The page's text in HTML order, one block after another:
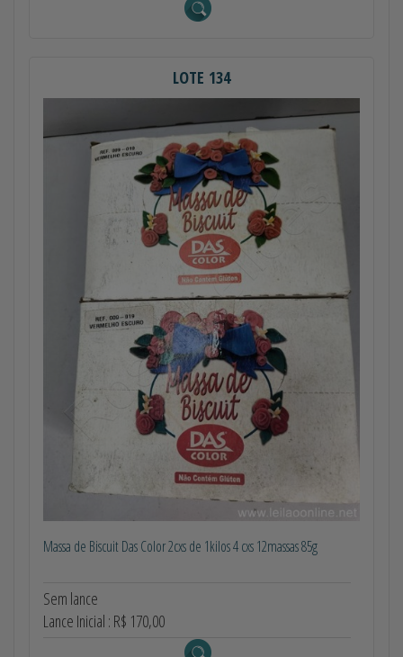
LOTE 134
Massa de Biscuit Das Color 2cxs de 1kilos 4 cxs 12massas 85g
Sem lance
Lance Inicial : R$ 170,00